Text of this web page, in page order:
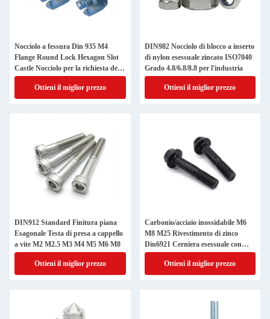
Nocciolo a fessura Din 935 M4
Flange Round Lock Hexagon Slot
Castle Nocciolo per la richiesta del
cliente
Ottieni il miglior prezzo
DIN982 Nocciolo di blocco a inserto
di nylon esessuale zincato ISO7040
Grado 4.8/6.8/8.8 per l'industria
Ottieni il miglior prezzo
DIN912 Standard Finitura piana
Esagonale Testa di presa a cappello
a vite M2 M2.5 M3 M4 M5 M6 M8
Ottieni il miglior prezzo
Carbonio/acciaio inossidabile M6
M8 M25 Rivestimento di zinco
Din6921 Cerniera esessuale con
flange e dadi
Ottieni il miglior prezzo